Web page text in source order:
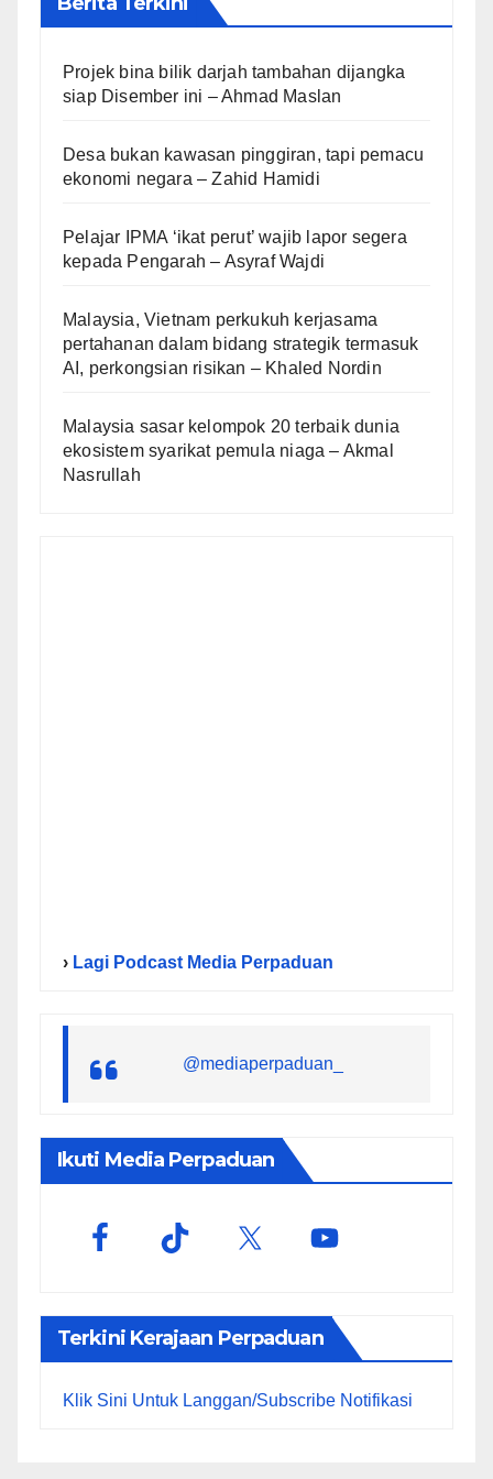
Projek bina bilik darjah tambahan dijangka
siap Disember ini – Ahmad Maslan
Desa bukan kawasan pinggiran, tapi pemacu
ekonomi negara – Zahid Hamidi
Pelajar IPMA ‘ikat perut’ wajib lapor segera
kepada Pengarah – Asyraf Wajdi
Malaysia, Vietnam perkukuh kerjasama
pertahanan dalam bidang strategik termasuk
AI, perkongsian risikan – Khaled Nordin
Malaysia sasar kelompok 20 terbaik dunia
ekosistem syarikat pemula niaga – Akmal
Nasrullah
› Lagi Podcast Media Perpaduan
@mediaperpaduan_
Ikuti Media Perpaduan
Terkini Kerajaan Perpaduan
Klik Sini Untuk Langgan/Subscribe Notifikasi